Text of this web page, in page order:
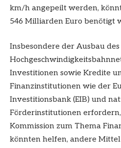
km/h angepeilt werden,
546 Milliarden Euro benötigt
Insbesondere der Ausbau des
Investitionen sowie Kredite
Finanzinstitutionen wie der
Investitionsbank (EIB) und
Förderinstitutionen
Kommission zum Thema
könnten helfen, andere